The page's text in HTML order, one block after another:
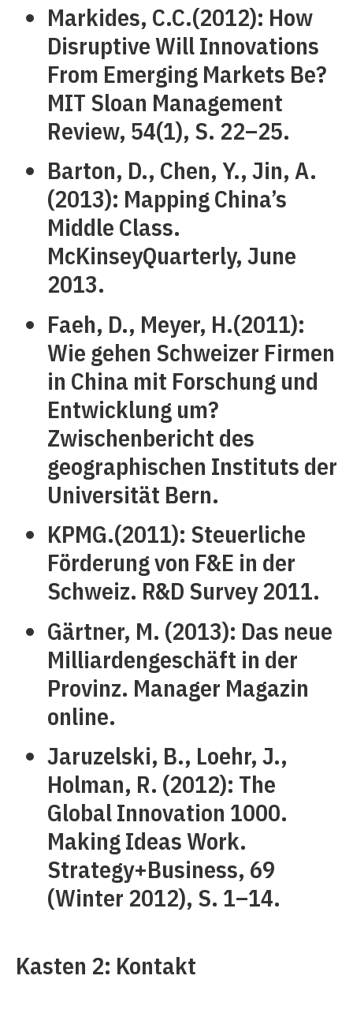
Markides, C.C.(2012): How
Disruptive Will Innovations
From Emerging Markets Be?
MIT Sloan Management
Review, 54(1), S. 22–25.
Barton, D., Chen, Y., Jin, A.
(2013): Mapping China’s
Middle Class.
McKinseyQuarterly, June
2013.
Faeh, D., Meyer, H.(2011):
Wie gehen Schweizer Firmen
in China mit Forschung und
Entwicklung um?
Zwischenbericht des
geographischen Instituts der
Universität Bern.
KPMG.(2011): Steuerliche
Förderung von F&E in der
Schweiz. R&D Survey 2011.
Gärtner, M. (2013): Das neue
Milliardengeschäft in der
Provinz. Manager Magazin
online.
Jaruzelski, B., Loehr, J.,
Holman, R. (2012): The
Global Innovation 1000.
Making Ideas Work.
Strategy+Business, 69
(Winter 2012), S. 1–14.
Kasten 2: Kontakt